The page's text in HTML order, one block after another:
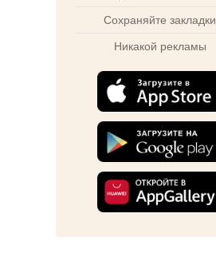
Сохраняйте закладки
Никакой рекламы